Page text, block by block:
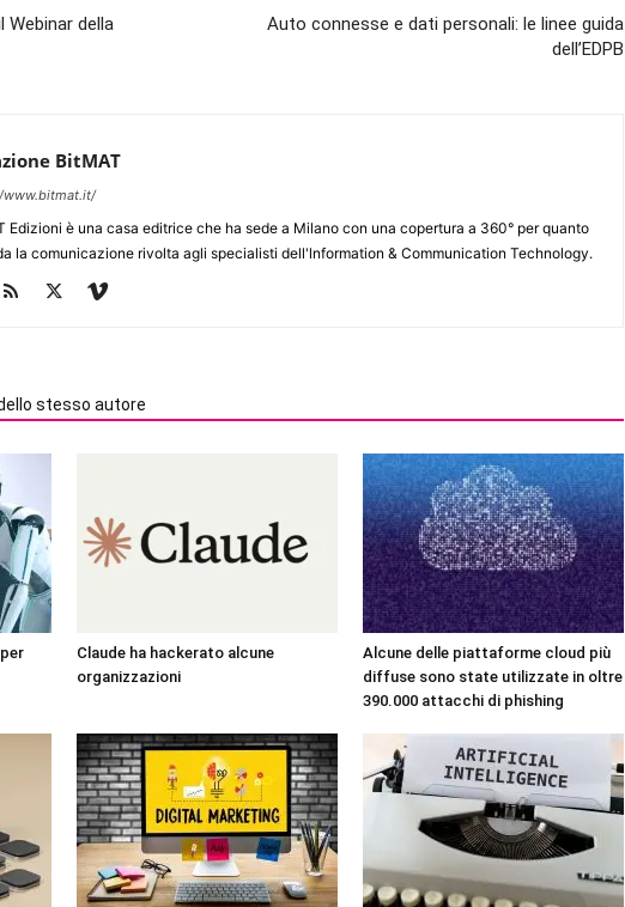
Webinar della
Auto connesse e dati personali: le linee guida
dell’EDPB
BitMAT
Edizioni è una casa editrice che ha sede a Milano con una copertura a 360° per quanto
la comunicazione rivolta agli specialisti dell'lnformation & Communication Technology.
stesso autore
Claude ha hackerato alcune
organizzazioni
Alcune delle piattaforme cloud più
diffuse sono state utilizzate in oltre
390.000 attacchi di phishing